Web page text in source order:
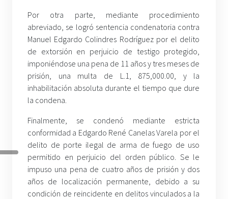
Por otra parte, mediante procedimiento
abreviado, se logró sentencia condenatoria contra
Manuel Edgardo Colindres Rodríguez por el delito
de extorsión en perjuicio de testigo protegido,
imponiéndose una pena de 11 años y tres meses de
prisión, una multa de L.1, 875,000.00, y la
inhabilitación absoluta durante el tiempo que dure
la condena.
Finalmente, se condenó mediante estricta
conformidad a Edgardo René Canelas Varela por el
delito de porte ilegal de arma de fuego de uso
permitido en perjuicio del orden público. Se le
impuso una pena de cuatro años de prisión y dos
años de localización permanente, debido a su
condición de reincidente en delitos vinculados a la